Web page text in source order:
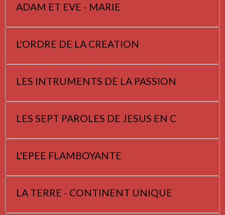
ADAM ET EVE - MARIE
L'ORDRE DE LA CREATION
LES INTRUMENTS DE LA PASSION
LES SEPT PAROLES DE JESUS EN C
L'EPEE FLAMBOYANTE
LA TERRE - CONTINENT UNIQUE